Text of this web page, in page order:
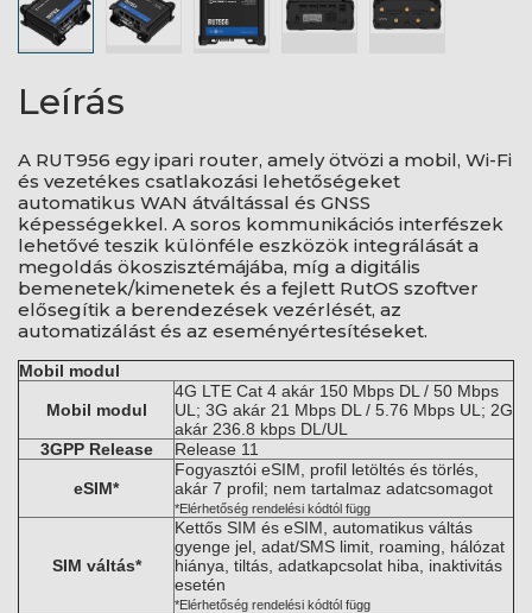
Leírás
A RUT956 egy ipari router, amely ötvözi a mobil, Wi-Fi
és vezetékes csatlakozási lehetőségeket
automatikus WAN átváltással és GNSS
képességekkel. A soros kommunikációs interfészek
lehetővé teszik különféle eszközök integrálását a
megoldás ökoszisztémájába, míg a digitális
bemenetek/kimenetek és a fejlett RutOS szoftver
elősegítik a berendezések vezérlését, az
automatizálást és az eseményértesítéseket.
Mobil modul
Mobil modul
4G LTE Cat 4 akár 150 Mbps DL / 50 Mbps
UL; 3G akár 21 Mbps DL / 5.76 Mbps UL; 2G
akár 236.8 kbps DL/UL
3GPP Release
Release 11
eSIM*
Fogyasztói eSIM, profil letöltés és törlés,
akár 7 profil; nem tartalmaz adatcsomagot
*Elérhetőség rendelési kódtól függ
SIM váltás*
Kettős SIM és eSIM, automatikus váltás
gyenge jel, adat/SMS limit, roaming, hálózat
hiánya, tiltás, adatkapcsolat hiba, inaktivitás
esetén
*Elérhetőség rendelési kódtól függ